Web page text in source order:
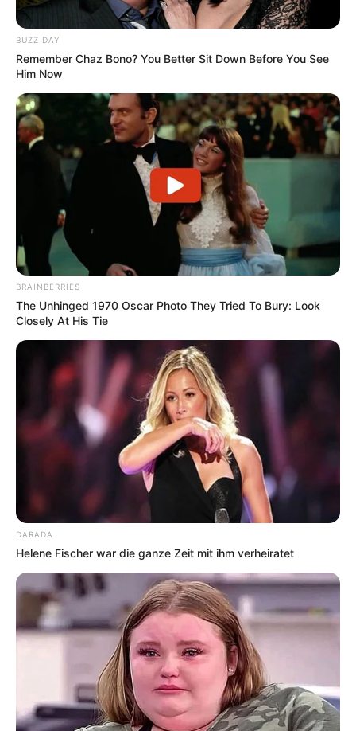
BUZZ DAY
Remember Chaz Bono? You Better Sit Down Before You See
Him Now
BRAINBERRIES
The Unhinged 1970 Oscar Photo They Tried To Bury: Look
Closely At His Tie
DARADA
Helene Fischer war die ganze Zeit mit ihm verheiratet